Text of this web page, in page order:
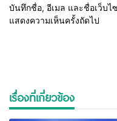
บันทึกชื่อ, อีเมล และชื่อเว็บ
แสดงความเห็นครั้งถัดไป
เรื่องที่เกี่ยวข้อง